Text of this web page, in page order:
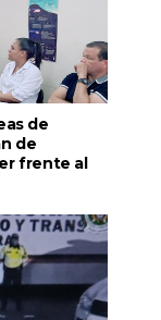
de
de
frente al